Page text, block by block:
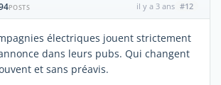
POSTS il y a 3 ans #12
électriques jouent strictement
dans leurs pubs. Qui changent
et sans préavis.